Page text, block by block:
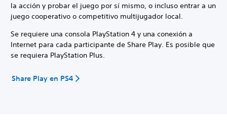
la acción y probar el juego por sí mismo, o incluso entrar a un
juego cooperativo o competitivo multijugador local.
Se requiere una consola PlayStation 4 y una conexión a
Internet para cada participante de Share Play. Es posible que
se requiera PlayStation Plus.
Share Play en PS4